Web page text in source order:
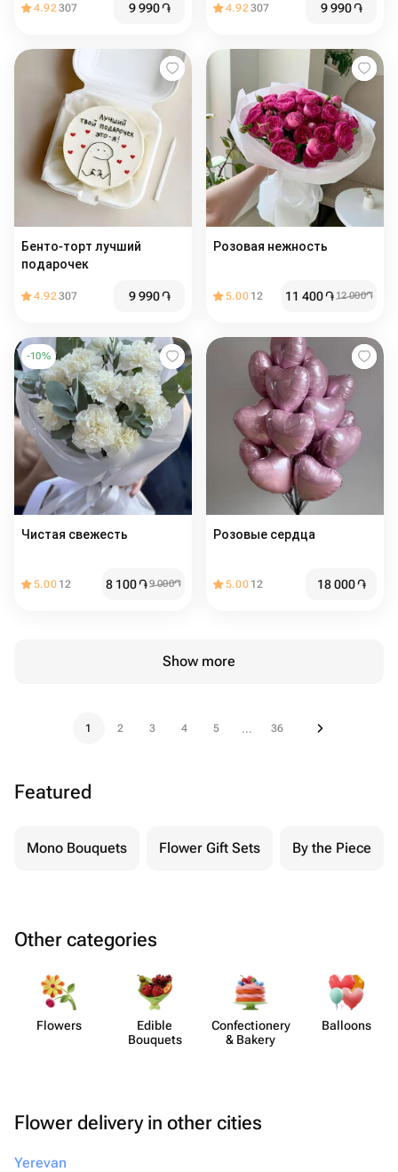
4.92307 9 990֏ 4.92307 9 990֏
Бенто-торт лучший
подарочек
4.92307 9 990֏
Розовая нежность
5.00 12 11 400֏12 000֏
-10%
Чистая свежесть
5.00 12 8 100֏9 000֏
Розовые сердца
5.00 12 18 000֏
Show more
1 2 3 4 5 ... 36
Featured
Mono Bouquets Flower Gift Sets By the Piece
Other categories
Flowers
Edible
Bouquets
Confect​ionery
& Bakery
Balloons
Flower delivery in other cities
Yerevan